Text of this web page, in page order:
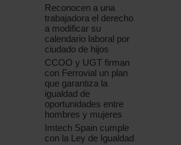
Reconocen a una
trabajadora el derecho
a modificar su
calendario laboral por
ciudado de hijos
CCOO y UGT firman
con Ferrovial un plan
que garantiza la
igualdad de
oportunidades entre
hombres y mujeres
Imtech Spain cumple
con la Ley de Igualdad